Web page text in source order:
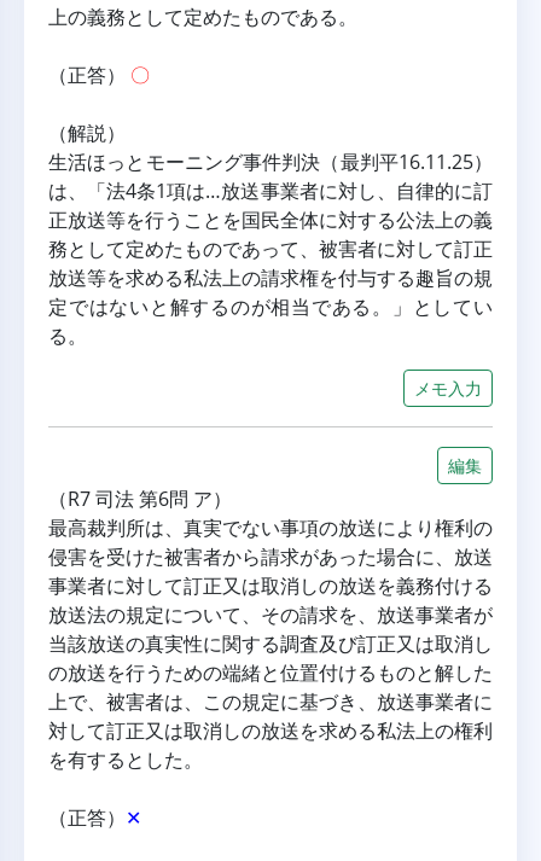
上の義務として定めたものである。
（正答） 〇
（解説）
生活ほっとモーニング事件判決（最判平16.11.25）
は、「法4条1項は…放送事業者に対し、自律的に訂
正放送等を行うことを国民全体に対する公法上の義
務として定めたものであって、被害者に対して訂正
放送等を求める私法上の請求権を付与する趣旨の規
定ではないと解するのが相当である。」としてい
る。
メモ入力
編集
（R7 司法 第6問 ア）
最高裁判所は、真実でない事項の放送により権利の
侵害を受けた被害者から請求があった場合に、放送
事業者に対して訂正又は取消しの放送を義務付ける
放送法の規定について、その請求を、放送事業者が
当該放送の真実性に関する調査及び訂正又は取消し
の放送を行うための端緒と位置付けるものと解した
上で、被害者は、この規定に基づき、放送事業者に
対して訂正又は取消しの放送を求める私法上の権利
を有するとした。
（正答） ✕